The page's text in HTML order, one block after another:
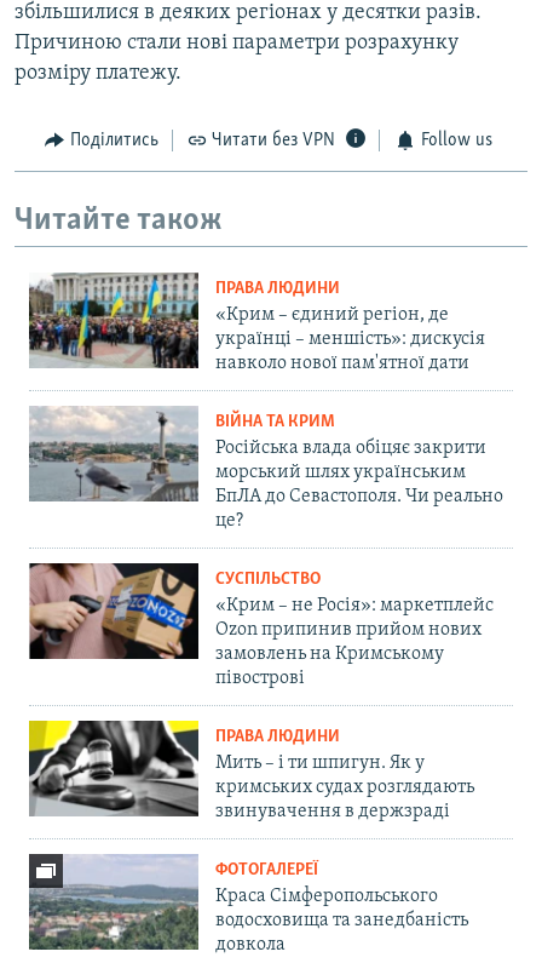
збільшилися в деяких регіонах у десятки разів.
Причиною стали нові параметри розрахунку
розміру платежу.
Поділитись Читати без VPN Follow us
Читайте також
ПРАВА ЛЮДИНИ
«Крим – єдиний регіон, де
українці – меншість»: дискусія
навколо нової пам'ятної дати
ВІЙНА ТА КРИМ
Російська влада обіцяє закрити
морський шлях українським
БпЛА до Севастополя. Чи реально
це?
СУСПІЛЬСТВО
«Крим – не Росія»: маркетплейс
Ozon припинив прийом нових
замовлень на Кримському
півострові
ПРАВА ЛЮДИНИ
Мить – і ти шпигун. Як у
кримських судах розглядають
звинувачення в держзраді
ФОТОГАЛЕРЕЇ
Краса Сімферопольського
водосховища та занедбаність
довкола